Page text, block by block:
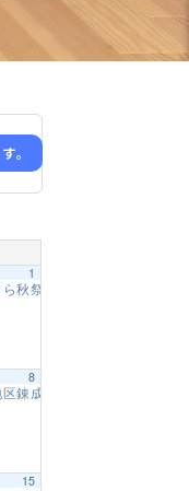
。
1
秋祭り 演武会」
8
錬成交流大会」
15